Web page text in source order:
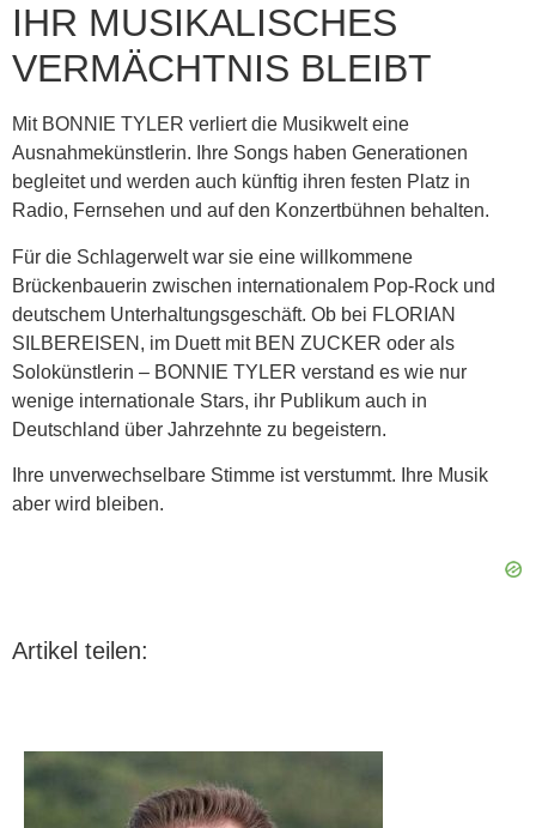
IHR MUSIKALISCHES
VERMÄCHTNIS BLEIBT
Mit BONNIE TYLER verliert die Musikwelt eine
Ausnahmekünstlerin. Ihre Songs haben Generationen
begleitet und werden auch künftig ihren festen Platz in
Radio, Fernsehen und auf den Konzertbühnen behalten.
Für die Schlagerwelt war sie eine willkommene
Brückenbauerin zwischen internationalem Pop-Rock und
deutschem Unterhaltungsgeschäft. Ob bei FLORIAN
SILBEREISEN, im Duett mit BEN ZUCKER oder als
Solokünstlerin – BONNIE TYLER verstand es wie nur
wenige internationale Stars, ihr Publikum auch in
Deutschland über Jahrzehnte zu begeistern.
Ihre unverwechselbare Stimme ist verstummt. Ihre Musik
aber wird bleiben.
Artikel teilen: